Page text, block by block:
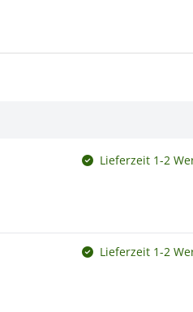
Lieferzeit 1-2
Lieferzeit 1-2